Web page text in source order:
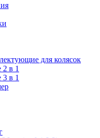
для колясок
в 1
в 1